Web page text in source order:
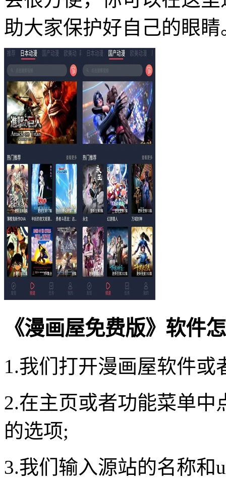
助大家保护好自己的眼睛
《漫画屋免费版》软件
1.我们打开漫画屋软件或
2.在主页或者功能菜单
的选项;
3.我们输入源站的名称